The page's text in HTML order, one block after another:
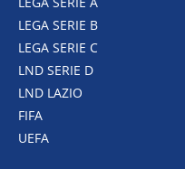
LEGA SERIE B
LEGA SERIE C
LND SERIE D
LND LAZIO
FIFA
UEFA